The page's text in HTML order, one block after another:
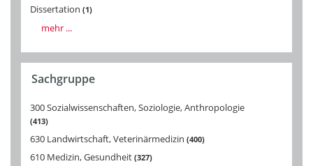
Dissertation 1
mehr ...
Sachgruppe
300 Sozialwissenschaften, Soziologie, Anthropologie
413
630 Landwirtschaft, Veterinärmedizin 400
610 Medizin, Gesundheit 327